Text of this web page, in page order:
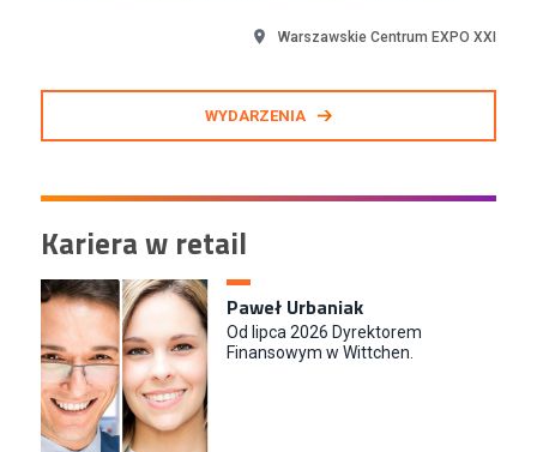
Warszawskie Centrum EXPO XXI
WYDARZENIA
Kariera w retail
Paweł Urbaniak
Od lipca 2026 Dyrektorem
Finansowym w Wittchen.